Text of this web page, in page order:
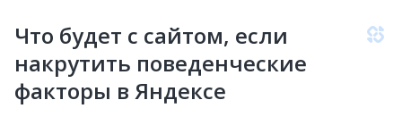
Что будет с сайтом, если
накрутить поведенческие
факторы в Яндексе